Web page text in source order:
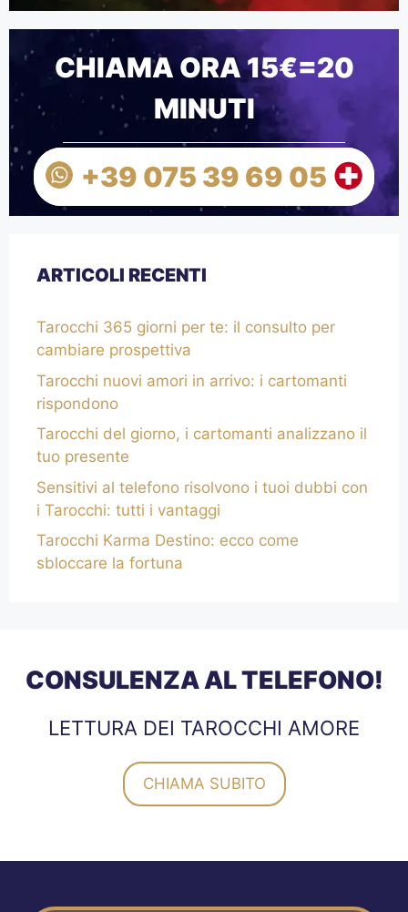
CHIAMA ORA 15€=20
MINUTI
+39 075 39 69 05
ARTICOLI RECENTI
Tarocchi 365 giorni per te: il consulto per
cambiare prospettiva
Tarocchi nuovi amori in arrivo: i cartomanti
rispondono
Tarocchi del giorno, i cartomanti analizzano il
tuo presente
Sensitivi al telefono risolvono i tuoi dubbi con
i Tarocchi: tutti i vantaggi
Tarocchi Karma Destino: ecco come
sbloccare la fortuna
CONSULENZA AL TELEFONO!
LETTURA DEI TAROCCHI AMORE
CHIAMA SUBITO